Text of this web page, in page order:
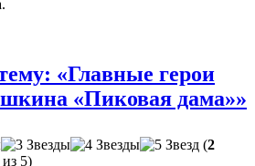
«Главные герои
«Пиковая дама»»
(2
из 5)